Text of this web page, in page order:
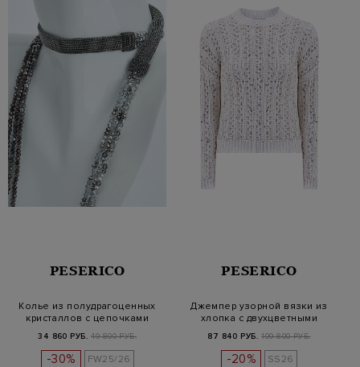
PESERICO
Колье из полудрагоценных
кристаллов с цепочками
34 860 РУБ. 49 800 РУБ.
-30% FW25/26
PESERICO
Джемпер узорной вязки из
хлопка с двухцветными
87 840 РУБ. 109 800 РУБ.
-20% SS26